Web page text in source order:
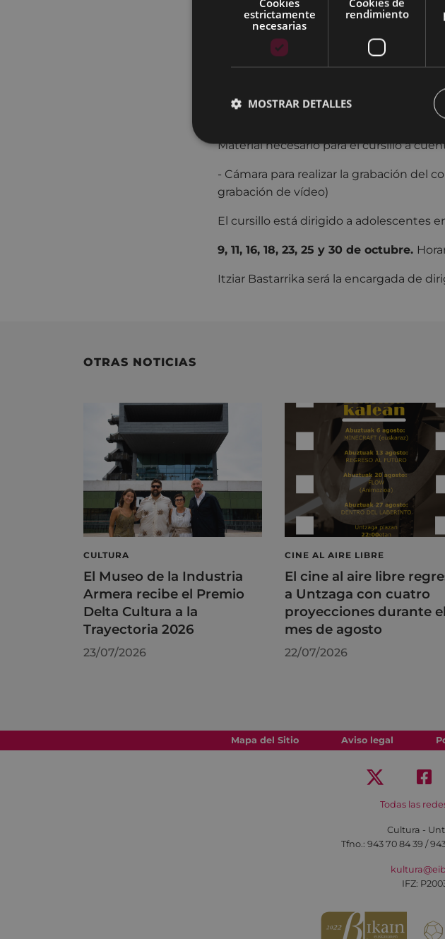
sobre violencia de género y todo lo
barik". El curso tiene una duración de
- 3 sesiones para trabajar la violencia de
- 2 sesiones para aprender técnicas de
- 2 sesiones para aprender el
Material necesario para el cursillo a
- Cámara para realizar la grabación del
grabación de vídeo)
El cursillo está dirigido a adolescentes
9, 11, 16, 18, 23, 25 y 30 de octubre.
Itziar Bastarrika será la encargada de
OTRAS NOTICIAS
CULTURA
El Museo de la Industria
Armera recibe el Premio
Delta Cultura a la
Trayectoria 2026
23/07/2026
CINE AL AIRE LIBRE
El cine al aire libre
a Untzaga con cuatro
proyecciones durante el
mes de agosto
22/07/2026
Mapa del Sitio Aviso legal
Todas las
Cultura -
Tfno.: 943 70 84 39 /
IFZ:
estrictamente
necesarias
rendimiento
MOSTRAR DETALLES